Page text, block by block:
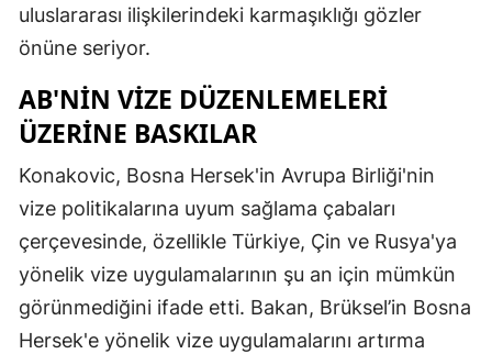
uluslararası ilişkilerindeki karmaşıklığı gözler
önüne seriyor.
AB'NIN VIZE DÜZENLEMELERI
ÜZERINE BASKILAR
Konakovic, Bosna Hersek'in Avrupa Birliği'nin
vize politikalarına uyum sağlama çabaları
çerçevesinde, özellikle Türkiye, Çin ve Rusya'ya
yönelik vize uygulamalarının şu an için mümkün
görünmediğini ifade etti. Bakan, Brüksel’in Bosna
Hersek'e yönelik vize uygulamalarını artırma